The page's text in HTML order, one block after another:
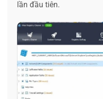
lần đầu tiên.